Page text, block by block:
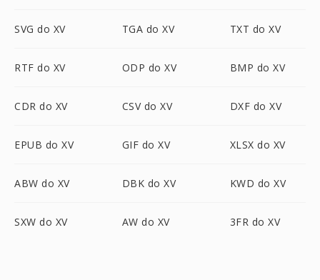
SVG do XV TGA do XV TXT do XV
RTF do XV ODP do XV BMP do XV
CDR do XV CSV do XV DXF do XV
EPUB do XV GIF do XV XLSX do XV
ABW do XV DBK do XV KWD do XV
SXW do XV AW do XV 3FR do XV